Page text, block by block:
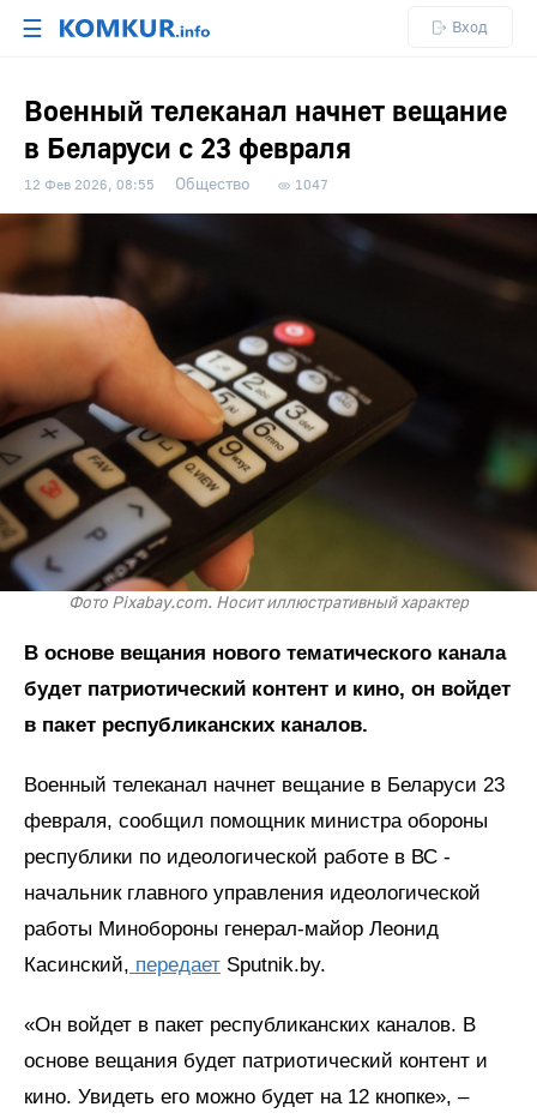
☰ Вход
Военный телеканал начнет вещание
в Беларуси с 23 февраля
12 Фев 2026, 08:55 Общество 1047
Фото Pixabay.com. Носит иллюстративный характер
В основе вещания нового тематического канала
будет патриотический контент и кино, он войдет
в пакет республиканских каналов.
Военный телеканал начнет вещание в Беларуси 23
февраля, сообщил помощник министра обороны
республики по идеологической работе в ВС -
начальник главного управления идеологической
работы Минобороны генерал-майор Леонид
Касинский, передает Sputnik.by.
«Он войдет в пакет республиканских каналов. В
основе вещания будет патриотический контент и
кино. Увидеть его можно будет на 12 кнопке», –